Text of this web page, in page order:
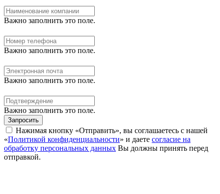
Важно заполнить это поле.
Важно заполнить это поле.
Важно заполнить это поле.
Важно заполнить это поле.
Запросить
Нажимая кнопку «Отправить», вы соглашаетесь с нашей
«Политикой конфиденциальности» и даете согласие на
обработку персональных данных Вы должны принять перед
отправкой.